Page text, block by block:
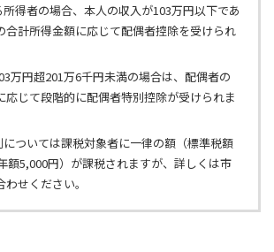
得者の場合、本人の収入が103万円以下であ
合計所得金額に応じて配偶者控除を受けられ
万円超201万6千円未満の場合は、配偶者の
応じて段階的に配偶者特別控除が受けられま
ついては課税対象者に一律の額（標準税額
額5,000円）が課税されますが、詳しくは市
せください。